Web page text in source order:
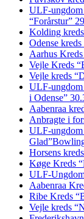
ULF-
“Forårstur”
Kolding
Odense
Aarhus
Vejle Kreds
Vejle kreds
ULF-ungdom
i Odense”
Aabenraa
Anbragte i
ULF-
Horsens
Køge Kreds
ULF-
Aabenraa
Ribe Kreds
Vejle kreds